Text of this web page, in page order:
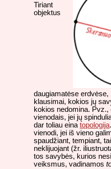
Tiriant
objektus
daugiamatėse erdvėse,
klausimai, kokios jų
kokios nedomina.
vienodais, jei jų
dar toliau eina topologija
vienodi, jei iš vieno
spaudžiant, tempiant,
neklijuojant (žr.
tos savybės, kurios
veiksmus, vadinamos